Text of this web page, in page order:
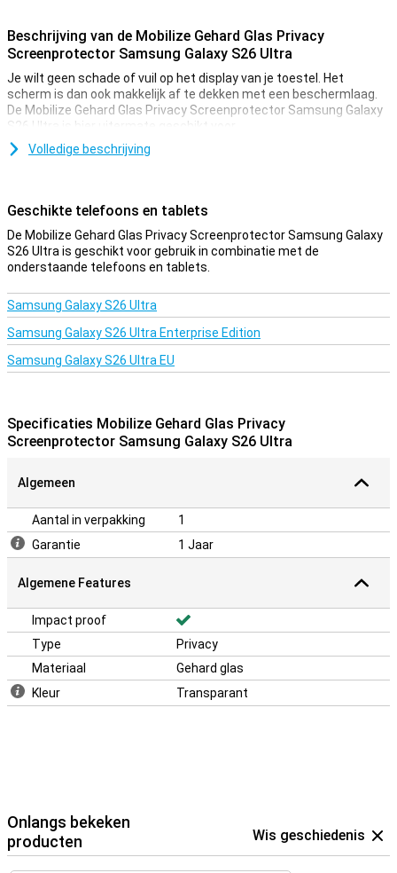
Beschrijving van de Mobilize Gehard Glas Privacy
Screenprotector Samsung Galaxy S26 Ultra
Je wilt geen schade of vuil op het display van je toestel. Het
scherm is dan ook makkelijk af te dekken met een beschermlaag.
De Mobilize Gehard Glas Privacy Screenprotector Samsung Galaxy
S26 Ultra is hier uitermate geschikt voor.
Zorg dat je touchscreen veilig blijft en bescherm het met een
Alleen voor jouw ogen
Vind jij het vervelend wanneer anderen zomaar mee kunnen kijken
op het scherm van je Samsung Galaxy S26 Ultra? Dan is een privacy
screenprotector een uitstekende optie voor jou! Dankzij de speciale
recht voor je houdt.
Volledige beschrijving
Geschikte telefoons en tablets
De Mobilize Gehard Glas Privacy Screenprotector Samsung Galaxy
S26 Ultra is geschikt voor gebruik in combinatie met de
onderstaande telefoons en tablets.
Samsung Galaxy S26 Ultra
Samsung Galaxy S26 Ultra Enterprise Edition
Samsung Galaxy S26 Ultra EU
Specificaties Mobilize Gehard Glas Privacy
Screenprotector Samsung Galaxy S26 Ultra
Algemeen
Aantal in verpakking
1
Garantie
1 Jaar
Algemene Features
Impact proof
Type
Privacy
Materiaal
Gehard glas
Kleur
Transparant
Onlangs bekeken
producten
Wis geschiedenis